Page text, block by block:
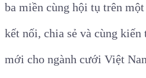
ba miền cùng hội tụ trên
kết nối, chia sẻ và cùng kiến
mới cho ngành cưới Việt